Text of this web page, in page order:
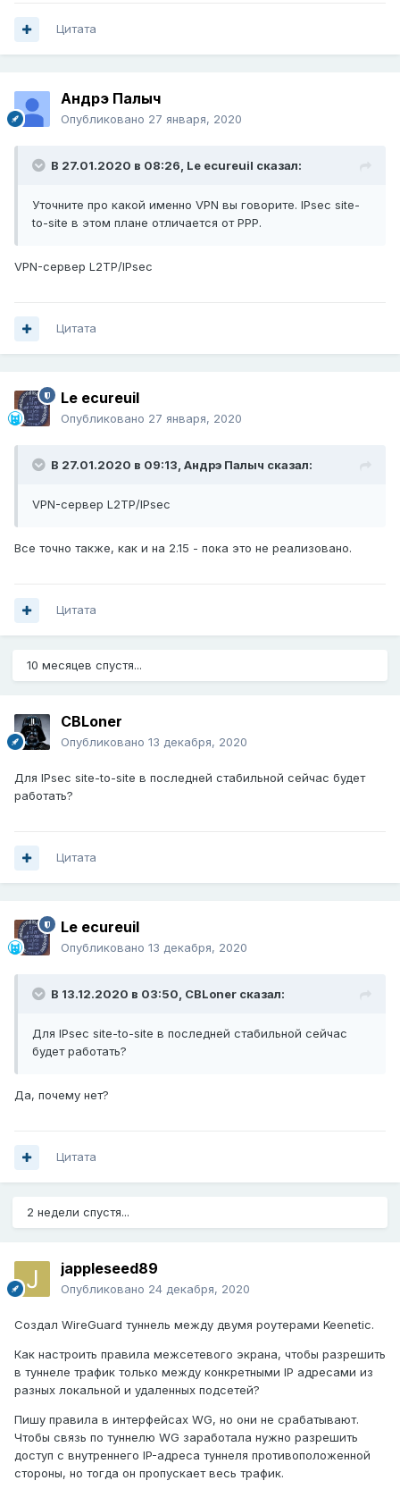
Цитата
Андрэ Палыч
Опубликовано 27 января, 2020
В 27.01.2020 в 08:26, Le ecureuil сказал:
Уточните про какой именно VPN вы говорите. IPsec site-
to-site в этом плане отличается от PPP.
VPN-сервер L2TP/IPsec
Цитата
Le ecureuil
Опубликовано 27 января, 2020
В 27.01.2020 в 09:13, Андрэ Палыч сказал:
VPN-сервер L2TP/IPsec
Все точно также, как и на 2.15 - пока это не реализовано.
Цитата
10 месяцев спустя...
CBLoner
Опубликовано 13 декабря, 2020
Для IPsec site-to-site в последней стабильной сейчас будет
работать?
Цитата
Le ecureuil
Опубликовано 13 декабря, 2020
В 13.12.2020 в 03:50, CBLoner сказал:
Для IPsec site-to-site в последней стабильной сейчас
будет работать?
Да, почему нет?
Цитата
2 недели спустя...
jappleseed89
Опубликовано 24 декабря, 2020
Создал WireGuard туннель между двумя роутерами Keenetic.
Как настроить правила межсетевого экрана, чтобы разрешить
в туннеле трафик только между конкретными IP адресами из
разных локальной и удаленных подсетей?
Пишу правила в интерфейсах WG, но они не срабатывают.
Чтобы связь по туннелю WG заработала нужно разрешить
доступ с внутреннего IP-адреса туннеля противоположенной
стороны, но тогда он пропускает весь трафик.